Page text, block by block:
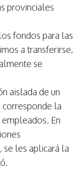
provinciales
fondos para las
a transferirse,
se
aislada de un
corresponde la
En
se les aplicará la